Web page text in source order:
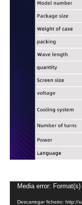
Reprodutor
de
Media error:
Descarregar ficheiro: http://